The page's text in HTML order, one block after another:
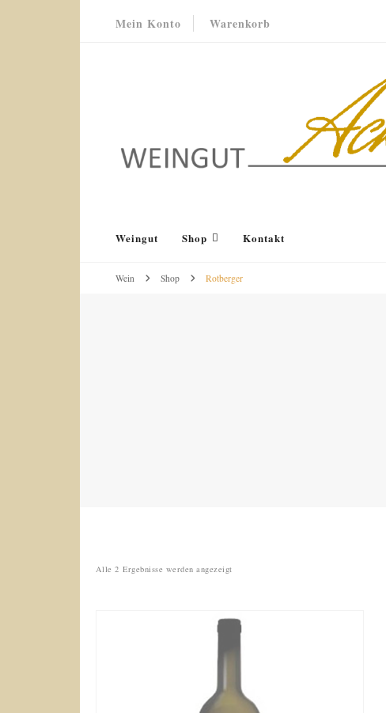
Mein Konto Warenkorb
Weingut Shop Kontakt
Wein Shop Rotberger
Alle 2 Ergebnisse werden angezeigtNach